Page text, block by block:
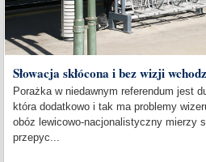
Słowacja skłócona i bez wizji
Porażka w niedawnym referendum jest
która dodatkowo i tak ma problemy
obóz lewicowo-nacjonalistyczny mierzy
przepyc...